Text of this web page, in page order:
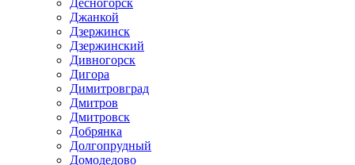
Десногорск
Джанкой
Дзержинск
Дзержинский
Дивногорск
Дигора
Димитровград
Дмитров
Дмитровск
Добрянка
Долгопрудный
Домодедово